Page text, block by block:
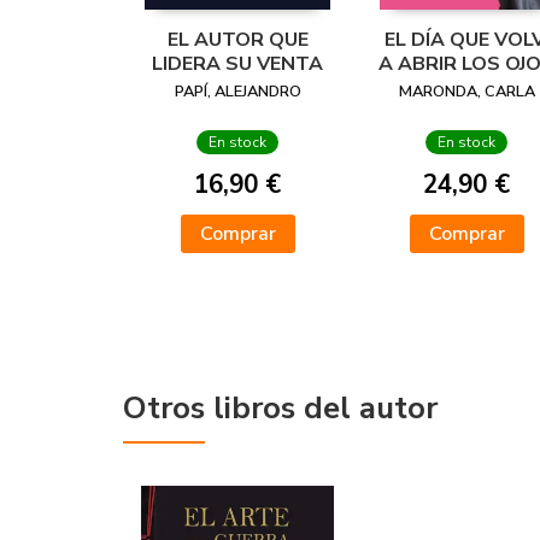
EL AUTOR QUE
LIDERA SU VENTA
PAPÍ, ALEJANDRO
En stock
16,90 €
Comprar
EL DÍA QUE
A ABRIR LOS
MARONDA, CARLA
En stock
24,90 €
Comprar
Otros libros del autor